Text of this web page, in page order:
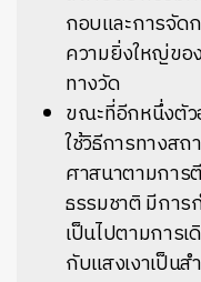
กอบและการจัด
ความยิ่งใหญ่ขอ
ทางวัด
ขณะที่อีกหนึ่งตัว
ใช้วิธีการทางส
ศาสนาตามการ
ธรรมชาติ มีการ
เป็นไปตามการเ
กับแสงเงาเป็น